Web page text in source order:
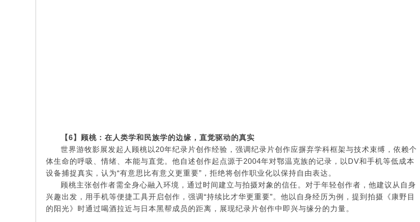
【6】
顾桃：在人类学和民族学的边缘，直觉驱动的真实
世界游牧影展发起人顾桃以20年纪录片创作经验，强调纪录片创作应摒弃学科框架与技术束缚，依赖个
体生命的呼吸、情绪、本能与直觉。他自述创作起点源于2004年对鄂温克族的记录，以DV和手机等低成本
设备捕捉真实，认为“有意思比有意义更重要”，拒绝将创作职业化以保持自由表达。
顾桃主张创作者需全身心融入环境，通过时间建立与拍摄对象的信任。对于年轻创作者，他建议从自身
兴趣出发，用手机等便捷工具开启创作，强调“持续比才华更重要”。他以自身经历为例，提到拍摄《康野目
的阳光》时通过喝酒拉近与日本黑帮成员的距离，展现纪录片创作中即兴与缘分的力量。